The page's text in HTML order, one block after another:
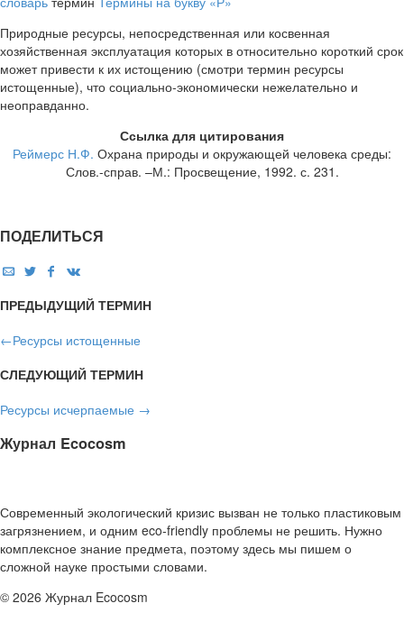
Природные ресурсы, непосредственная или косвенная
хозяйственная эксплуатация которых в относительно короткий срок
может привести к их истощению (смотри термин ресурсы
истощенные), что социально-экономически нежелательно и
неоправданно.
Ссылка для цитирования
Реймерс Н.Ф. Охрана природы и окружающей человека среды:
Слов.-справ. –М.: Просвещение, 1992. с. 231.
ПОДЕЛИТЬСЯ
ПРЕДЫДУЩИЙ ТЕРМИН
←Ресурсы истощенные
СЛЕДУЮЩИЙ ТЕРМИН
Ресурсы исчерпаемые →
Журнал Ecocosm
Современный экологический кризис вызван не только пластиковым
загрязнением, и одним eco-friendly проблемы не решить. Нужно
комплексное знание предмета, поэтому здесь мы пишем о
сложной науке простыми словами.
© 2026 Журнал Ecocosm